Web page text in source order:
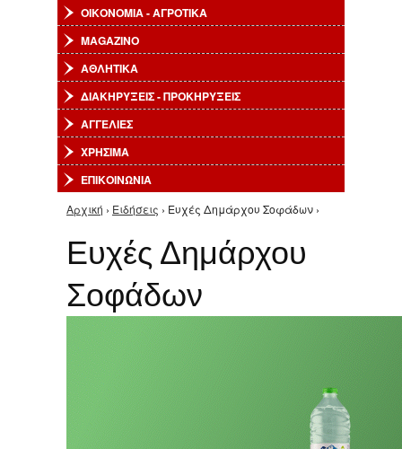
ΟΙΚΟΝΟΜΙΑ - ΑΓΡΟΤΙΚΑ
MAGAZINO
ΑΘΛΗΤΙΚΑ
ΔΙΑΚΗΡΥΞΕΙΣ - ΠΡΟΚΗΡΥΞΕΙΣ
ΑΓΓΕΛΙΕΣ
ΧΡΗΣΙΜΑ
ΕΠΙΚΟΙΝΩΝΙΑ
Είστε εδώ
Αρχική › Ειδήσεις › Ευχές Δημάρχου Σοφάδων ›
Ευχές Δημάρχου
Σοφάδων